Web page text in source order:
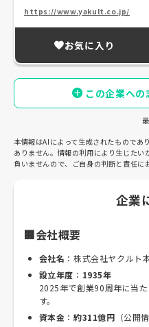
https://www.yakult.co.jp/
お気に入り
この企業への
本情報はAIによって生成されたものであ
ありません。情報の利用により生じたい
負いませんので、ご自身の判断と責任に
企業
🏢会社概要
会社名 ：株式会社ヤクルト
設立年度 ： 1935年
2025年で創業90周年に当
す。
資本金 ：約311億円 （公開